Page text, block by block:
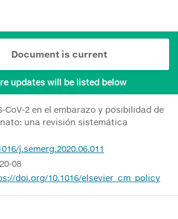
Document is current
updates will be listed below
CoV-2 en el embarazo y posibilidad de
una revisión sistemática
j.semerg.2020.06.011
08
doi.org/10.1016/elsevier_cm_policy